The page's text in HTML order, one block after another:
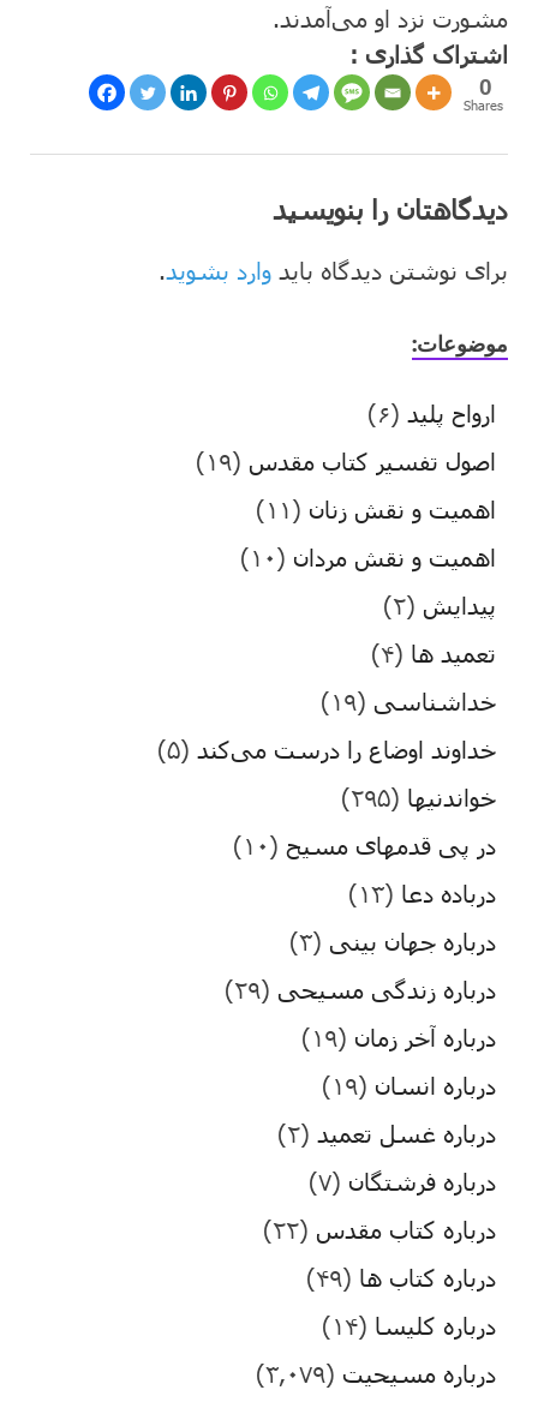
مشورت نزد او می‌آمدند.
اشتراک گذاری :
0
Shares
دیدگاهتان را بنویسید
برای نوشتن دیدگاه باید وارد بشوید .
موضوعات:
ارواح پلید (۶)
اصول تفسیر کتاب مقدس (۱۹)
اهمیت و نقش زنان (۱۱)
اهمیت و نقش مردان (۱۰)
پیدایش (۲)
تعمید ها (۴)
خداشناسی (۱۹)
خداوند اوضاع را درست می‌کند (۵)
خواندنیها (۲۹۵)
در پی قدمهای مسیح (۱۰)
درباده دعا (۱۳)
درباره جهان بینی (۳)
درباره زندگی مسیحی (۲۹)
درباره آخر زمان (۱۹)
درباره انسان (۱۹)
درباره غسل تعمید (۲)
درباره فرشتگان (۷)
درباره کتاب مقدس (۲۲)
درباره کتاب ها (۴۹)
درباره کلیسا (۱۴)
درباره مسیحیت (۳,۰۷۹)